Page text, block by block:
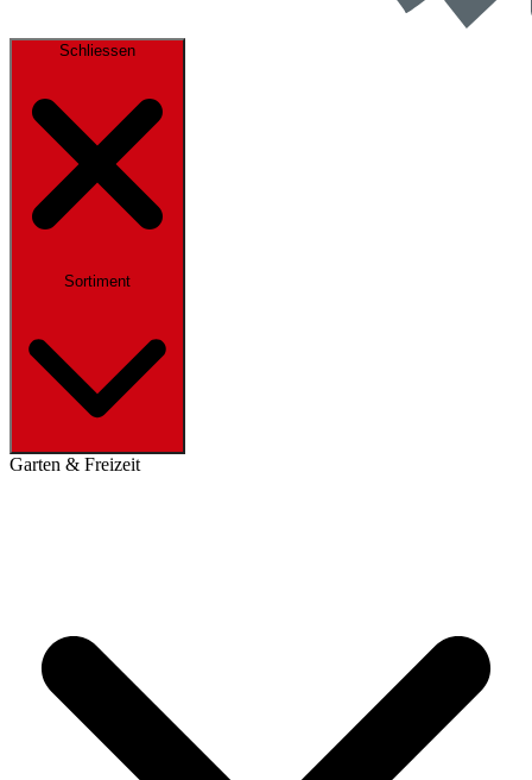
Schliessen
Sortiment
Garten & Freizeit